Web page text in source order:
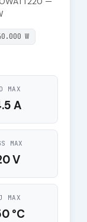
W
MAX
A
MAX
V
MAX
°C